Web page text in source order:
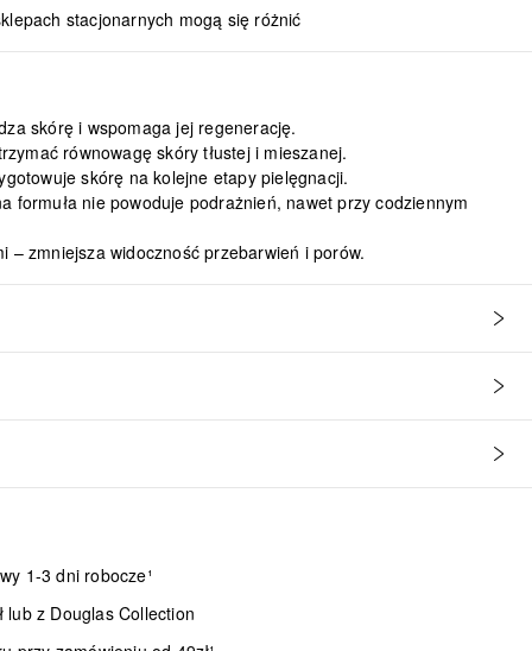
stacjonarnych mogą się różnić
skórę i wspomaga jej regenerację.
równowagę skóry tłustej i mieszanej.
skórę na kolejne etapy pielęgnacji.
formuła nie powoduje podrażnień, nawet przy codziennym
– zmniejsza widoczność przebarwień i porów.
1-3 dni robocze¹
lub z Douglas Collection